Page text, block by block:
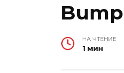
НА ЧТЕНИЕ
1 мин